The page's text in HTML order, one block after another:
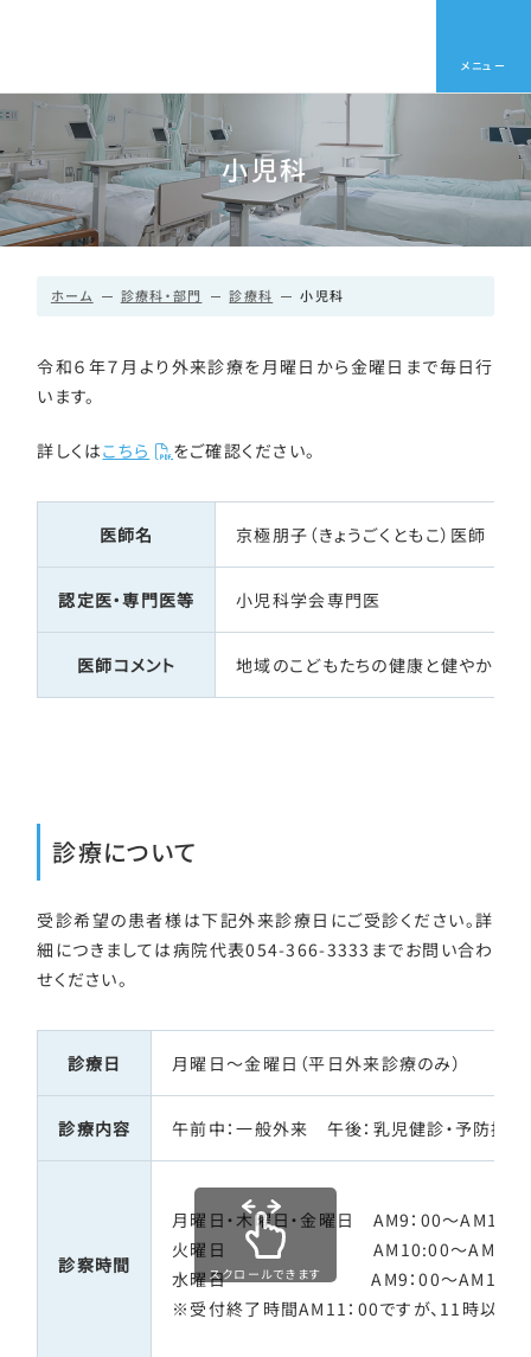
メニュー
小児科
ホーム 診療科・部門 診療科 小児科
令和６年７月より外来診療を月曜日から金曜日まで毎日行
います。
詳しくはこちら をご確認ください。
医師名 京極朋子（きょうごくともこ）医師
認定医・専門医等 小児科学会専門医
医師コメント 地域のこどもたちの健康と健やかな成
診療について
受診希望の患者様は下記外来診療日にご受診ください。詳
細につきましては病院代表054-366-3333までお問い合わ
せください。
診療日 月曜日～金曜日（平日外来診療のみ）
診療内容 午前中：一般外来 午後：乳児健診・予防接種
診察時間
月曜日・木曜日・金曜日 AM9：00～AM11
火曜日 AM10:00～AM11：
水曜日 AM9：00～AM11：
※受付終了時間AM11：00ですが、11時以降